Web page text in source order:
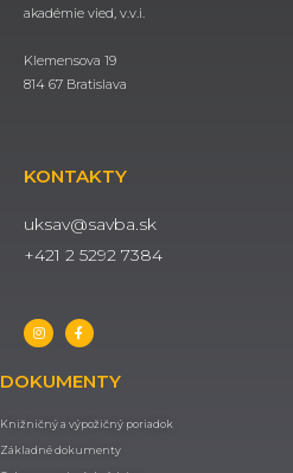
akadémie vied, v.v.i.
Klemensova 19
814 67 Bratislava
KONTAKTY
uksav@savba.sk
+421 2 5292 7384
DOKUMENTY
Knižničný a výpožičný poriadok
Základné dokumenty